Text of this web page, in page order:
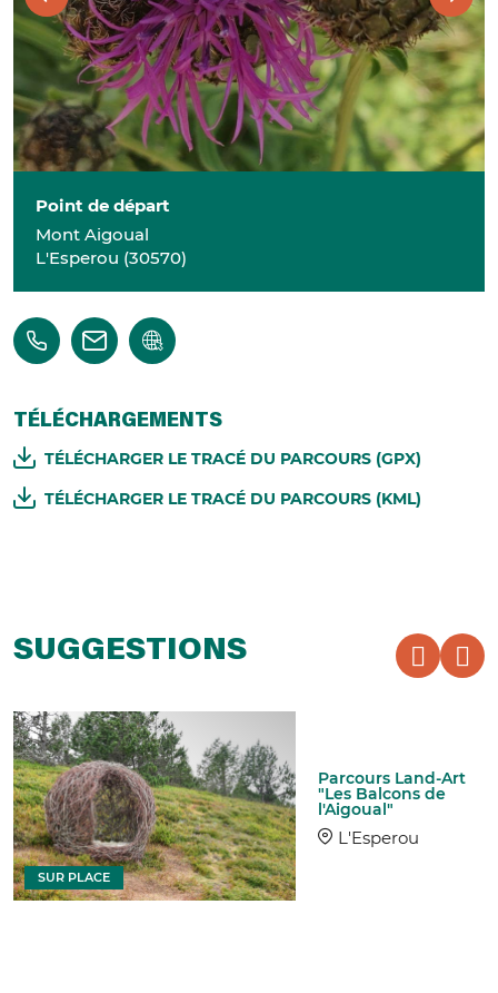
Point de départ
Mont Aigoual
L'Esperou (30570)
TÉLÉCHARGEMENTS
TÉLÉCHARGER LE TRACÉ DU PARCOURS (GPX)
TÉLÉCHARGER LE TRACÉ DU PARCOURS (KML)
SUGGESTIONS
Parcours Land-Art
"Les Balcons de
l'Aigoual"
L'Esperou
SUR PLACE